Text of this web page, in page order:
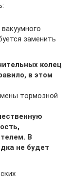
заменить
колец
в этом
тормозной
В
не будет